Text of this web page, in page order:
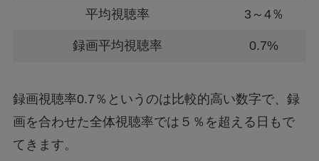
平均視聴率 3～4％
録画平均視聴率 0.7%
録画視聴率0.7％というのは比較的高い数字で、録
画を合わせた全体視聴率では５％を超える日もで
てきます。